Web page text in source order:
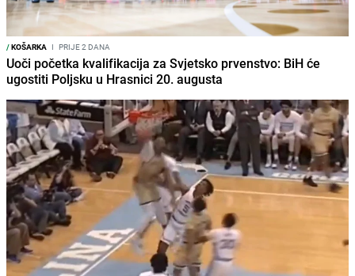
/KOŠARKA I PRIJE 2 DANA
Uoči početka kvalifikacija za Svjetsko prvenstvo: BiH će
ugostiti Poljsku u Hrasnici 20. augusta